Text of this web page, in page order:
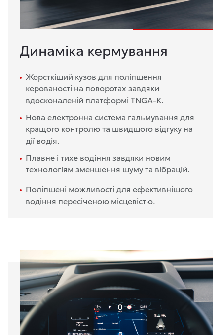
Динаміка кермування
Жорсткіший кузов для поліпшення
керованості на поворотах завдяки
вдосконаленій платформі TNGA-K.
Нова електронна система гальмування для
кращого контролю та швидшого відгуку на
дії водія.
Плавне і тихе водіння завдяки новим
технологіям зменшення шуму та вібрацій.
Поліпшені можливості для ефективнішого
водіння пересіченою місцевістю.